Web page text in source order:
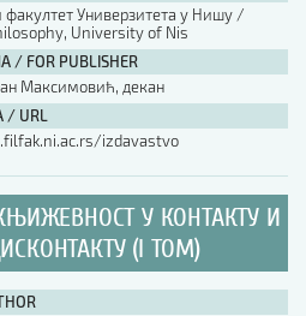
Универзитета у Нишу /
University of Nis
/ FOR PUBLISHER
Максимовић, декан
/ URL
izdavastvo
У КОНТАКТУ И
(I ТОМ)